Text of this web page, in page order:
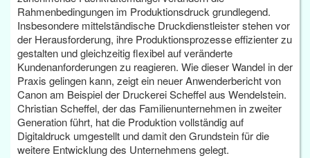
Rahmenbedingungen im Produktionsdruck grundlegend.
Insbesondere mittelständische Druckdienstleister stehen vor
der Herausforderung, ihre Produktionsprozesse effizienter zu
gestalten und gleichzeitig flexibel auf veränderte
Kundenanforderungen zu reagieren. Wie dieser Wandel in der
Praxis gelingen kann, zeigt ein neuer Anwenderbericht von
Canon am Beispiel der Druckerei Scheffel aus Wendelstein.
Christian Scheffel, der das Familienunternehmen in zweiter
Generation führt, hat die Produktion vollständig auf
Digitaldruck umgestellt und damit den Grundstein für die
weitere Entwicklung des Unternehmens gelegt.